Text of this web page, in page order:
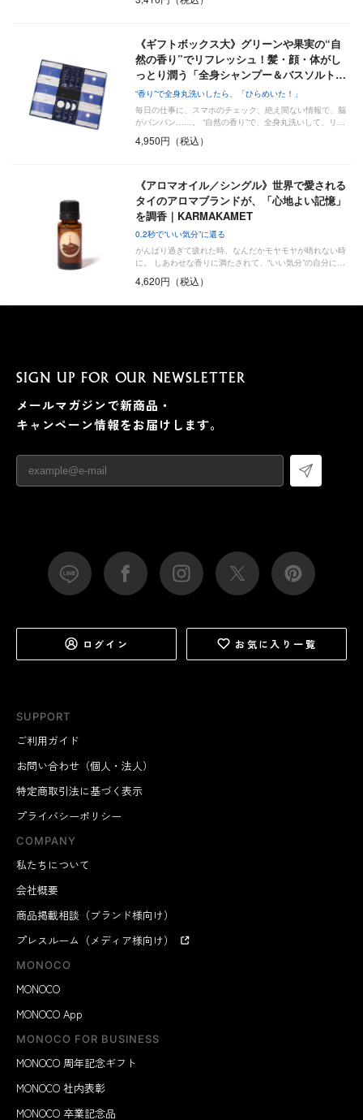
《ギフトボックス大》グリーンや果実の“自
然の香り”でリフレッシュ！髪・顔・体がし
っとり潤う「全身シャンプー＆バスソルト…
“香り”で全身丸洗いしたら、「ひらめいた！」
毎日の仕事に、スマホのチェック、絶え間ない情報で、脳
がパンパン……。 “自然の香り”で、全身丸洗いして、リ…
4,950円（税込）
《アロマオイル／シングル》世界で愛される
タイのアロマブランドが、「心地よい記憶」
を調香｜KARMAKAMET
0.2秒で“いい気分”に還る
がんばり過ぎて疲れた時、なんだかモヤモヤが晴れない時
に。 しあわせな香りに満たされて、“いい気分”の自分に…
4,620円（税込）
SUPPORT
ご利用ガイド
お問い合わせ（個人・法人）
特定商取引法に基づく表示
プライバシーポリシー
COMPANY
私たちについて
会社概要
商品掲載相談（ブランド様向け）
プレスルーム（メディア様向け）
MONOCO
MONOCO
MONOCO App
MONOCO FOR BUSINESS
MONOCO 周年記念ギフト
MONOCO 社内表彰
MONOCO 卒業記念品
SIGN UP FOR OUR NEWSLETTER
メールマガジンで新商品・
キャンペーン情報をお届けします。
ログイン お気に入り一覧